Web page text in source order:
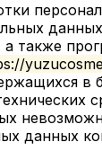
а также
в
данных